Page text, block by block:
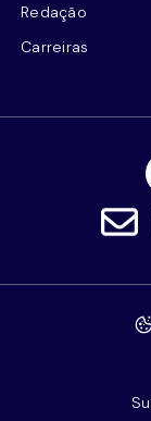
Redação
Carreiras